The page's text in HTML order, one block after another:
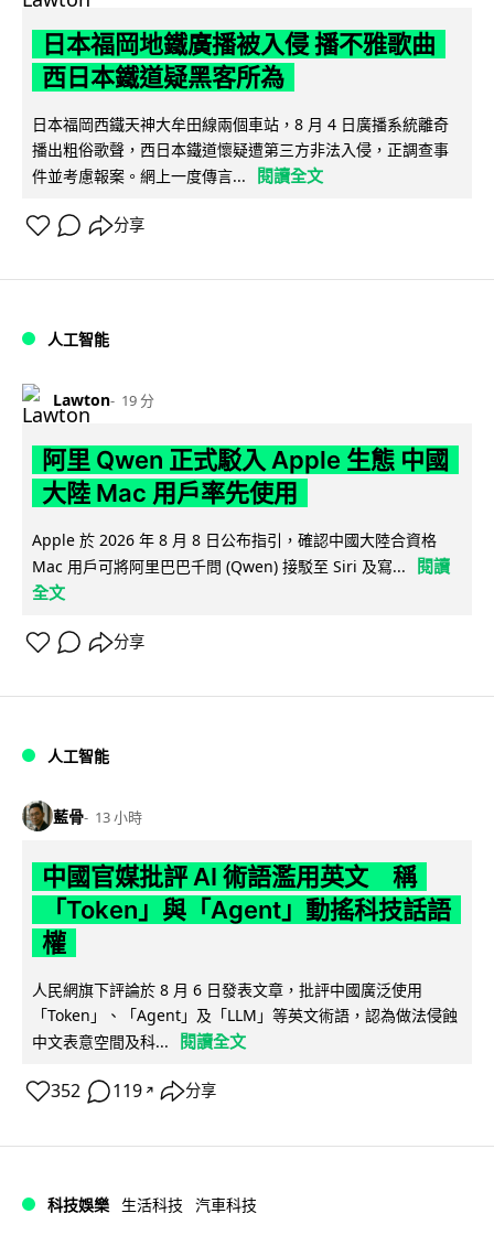
日本福岡地鐵廣播被入侵 播不雅歌曲
西日本鐵道疑黑客所為
日本福岡西鐵天神大牟田線兩個車站，8 月 4 日廣播系統離奇
播出粗俗歌聲，西日本鐵道懷疑遭第三方非法入侵，正調查事
件並考慮報案。網上一度傳言...
閱讀全文
分享
人工智能
Lawton 19 分
阿里 Qwen 正式駁入 Apple 生態 中國
大陸 Mac 用戶率先使用
Apple 於 2026 年 8 月 8 日公布指引，確認中國大陸合資格
Mac 用戶可將阿里巴巴千問 (Qwen) 接駁至 Siri 及寫...
閱讀
全文
分享
人工智能
藍骨 13 小時
中國官媒批評 AI 術語濫用英文 稱
「Token」與「Agent」動搖科技話語
權
人民網旗下評論於 8 月 6 日發表文章，批評中國廣泛使用
「Token」、「Agent」及「LLM」等英文術語，認為做法侵蝕
中文表意空間及科...
閱讀全文
352 119 ↗ 分享
科技娛樂 生活科技 汽車科技